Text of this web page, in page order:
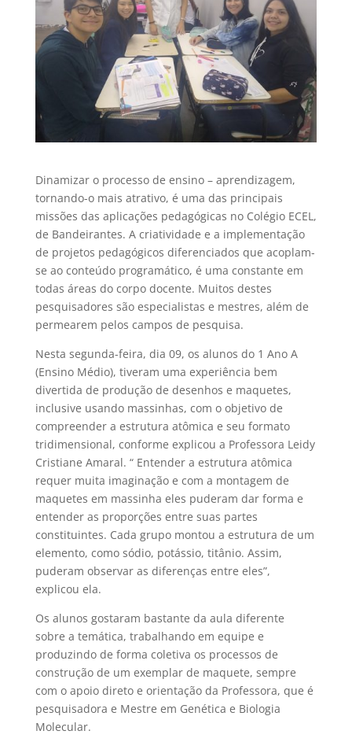
Dinamizar o processo de ensino – aprendizagem,
tornando-o mais atrativo, é uma das principais
missões das aplicações pedagógicas no Colégio ECEL,
de Bandeirantes. A criatividade e a implementação
de projetos pedagógicos diferenciados que acoplam-
se ao conteúdo programático, é uma constante em
todas áreas do corpo docente. Muitos destes
pesquisadores são especialistas e mestres, além de
permearem pelos campos de pesquisa.
Nesta segunda-feira, dia 09, os alunos do 1 Ano A
(Ensino Médio), tiveram uma experiência bem
divertida de produção de desenhos e maquetes,
inclusive usando massinhas, com o objetivo de
compreender a estrutura atômica e seu formato
tridimensional, conforme explicou a Professora Leidy
Cristiane Amaral. “ Entender a estrutura atômica
requer muita imaginação e com a montagem de
maquetes em massinha eles puderam dar forma e
entender as proporções entre suas partes
constituintes. Cada grupo montou a estrutura de um
elemento, como sódio, potássio, titânio. Assim,
puderam observar as diferenças entre eles”,
explicou ela.
Os alunos gostaram bastante da aula diferente
sobre a temática, trabalhando em equipe e
produzindo de forma coletiva os processos de
construção de um exemplar de maquete, sempre
com o apoio direto e orientação da Professora, que é
pesquisadora e Mestre em Genética e Biologia
Molecular.